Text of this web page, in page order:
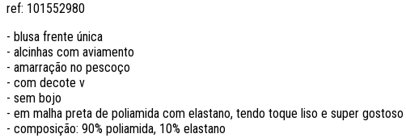
ref: 101552980
- blusa frente única
- alcinhas com aviamento
- amarração no pescoço
- com decote v
- sem bojo
- em malha preta de poliamida com elastano, tendo toque liso e super gostoso
- composição: 90% poliamida, 10% elastano